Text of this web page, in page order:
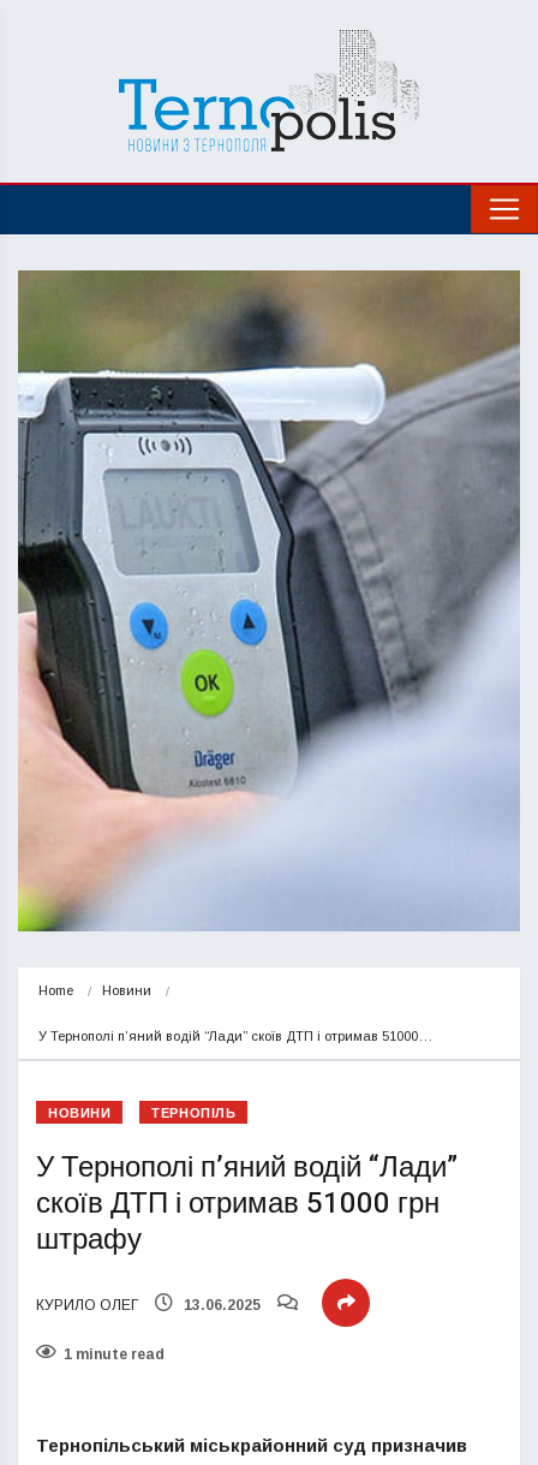
Home Новини
У Тернополі п’яний водій “Лади” скоїв ДТП і отримав 51000…
НОВИНИ ТЕРНОПІЛЬ
У Тернополі п’яний водій “Лади”
скоїв ДТП і отримав 51000 грн
штрафу
КУРИЛО ОЛЕГ 13.06.2025
1 minute read
Тернопільський міськрайонний суд призначив